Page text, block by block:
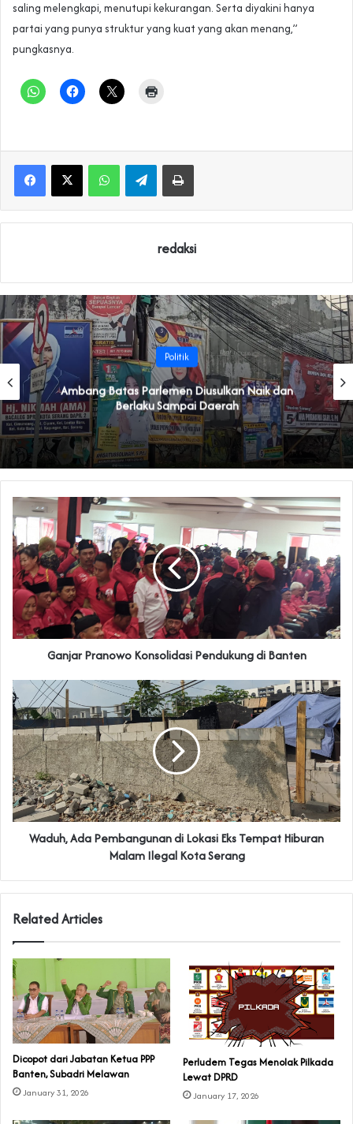
saling melengkapi, menutupi kekurangan. Serta diyakini hanya
partai yang punya struktur yang kuat yang akan menang,”
pungkasnya.
WhatsAppTelegramPrint
redaksi
Politik
Ambang Batas Parlemen Diusulkan Naik dan
Berlaku Sampai Daerah
Ganjar Pranowo Konsolidasi Pendukung di Banten
Waduh, Ada Pembangunan di Lokasi Eks Tempat Hiburan
Malam Ilegal Kota Serang
Related Articles
Dicopot dari Jabatan Ketua PPP
Banten, Subadri Melawan
January 31, 2026
Perludem Tegas Menolak Pilkada
Lewat DPRD
January 17, 2026